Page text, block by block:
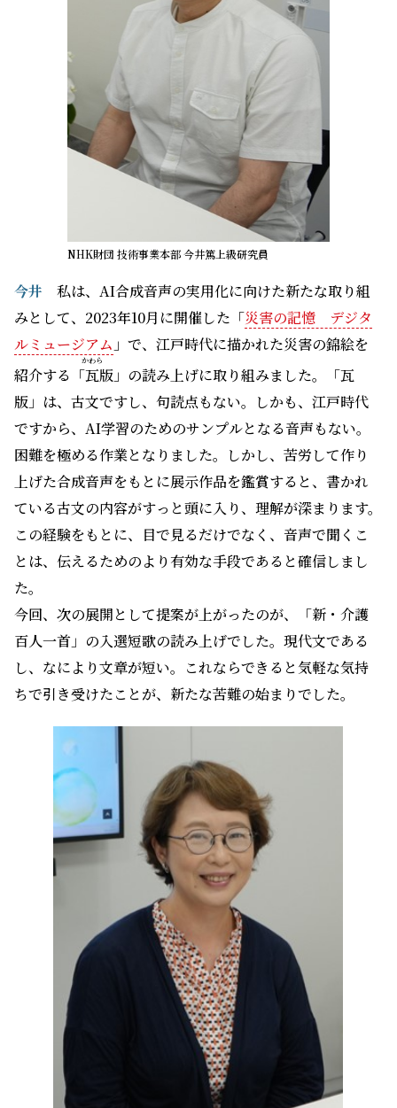
NHK財団 技術事業本部 今井篤上級研究員
今井 私は、AI合成音声の実用化に向けた新たな取り組
みとして、2023年10月に開催した「災害の記憶 デジタ
ルミュージアム 」で、江戸時代に描かれた災害の錦絵を
紹介する「瓦
かわら
版」の読み上げに取り組みました。「瓦
版」は、古文ですし、句読点もない。しかも、江戸時代
ですから、AI学習のためのサンプルとなる音声もない。
困難を極める作業となりました。しかし、苦労して作り
上げた合成音声をもとに展示作品を鑑賞すると、書かれ
ている古文の内容がすっと頭に入り、理解が深まります。
この経験をもとに、目で見るだけでなく、音声で聞くこ
とは、伝えるためのより有効な手段であると確信しまし
た。
今回、次の展開として提案が上がったのが、「新・介護
百人一首」の入選短歌の読み上げでした。現代文である
し、なにより文章が短い。これならできると気軽な気持
ちで引き受けたことが、新たな苦難の始まりでした。